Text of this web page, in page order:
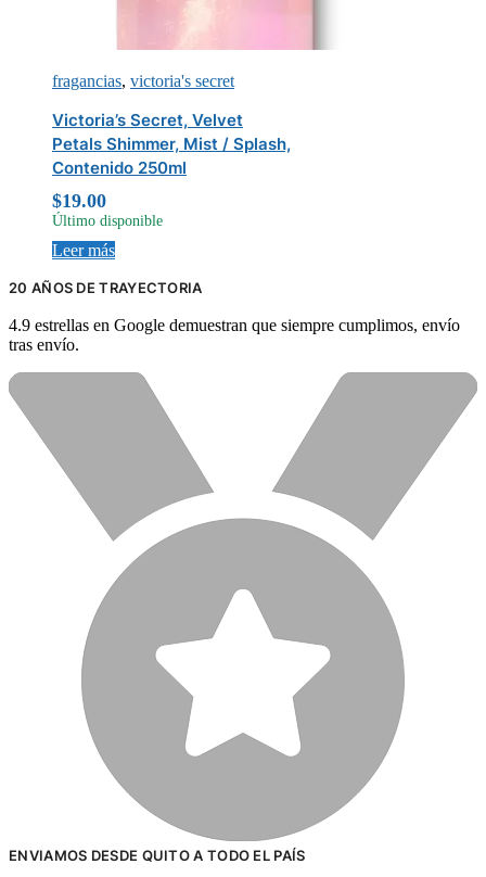
fragancias, victoria's secret
Victoria’s Secret, Velvet
Petals Shimmer, Mist / Splash,
Contenido 250ml
$19.00
Último disponible
Leer más
20 AÑOS DE TRAYECTORIA
4.9 estrellas en Google demuestran que siempre cumplimos, envío
tras envío.
ENVIAMOS DESDE QUITO A TODO EL PAÍS